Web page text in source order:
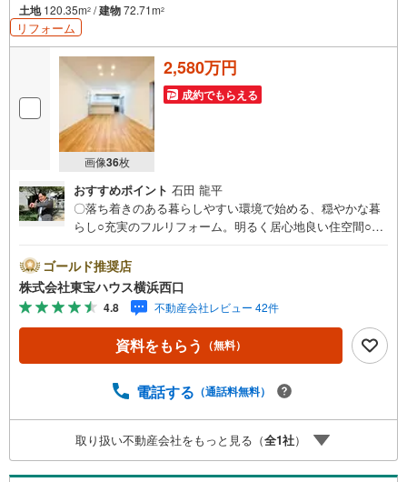
土地120.35m2 /建物72.71m2
リフォーム
画像36枚
2,580万円
成約でもらえる
おすすめポイント 石田 龍平
〇落ち着きのある暮らしやすい環境で始める、穏やかな暮
らし○充実のフルリフォーム。明るく居心地良い住空間○南
産キャンペーン対象店舗ーーーー当店で物件を成約すると
PayPayボーナスライトがもらえる「Yahoo！ 不動産 物件
ご成約キャンペーン」の対象になります。「資料をもら
う」「見学予約をする」ボタンからお問い合わせくださ
い。※必ずYahoo！ JAPAN IDでログインしてください。※P
ayPayボーナスライトは出金と譲渡はできません。有効期
ーーーーーーーーーーーー紹介金融機関/都市銀行利率/年利
あり、実際の適用金利は融資実行時のものとなります。金
利情勢により表記の返済額と異なる場合があります。ーー
ーーーーーーーーーーーーーーーーーーーーーーー
ゴールド推奨店
株式会社東宝ハウス横浜西口
4.8 不動産会社レビュー 42件
資料をもらう （無料）
電話する （通話料無料）
取り扱い不動産会社をもっと見る（全1社）